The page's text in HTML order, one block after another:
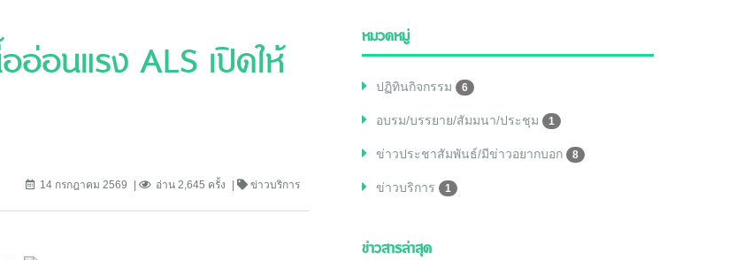
อนแรง ALS เปิดให้
14 กรกฎาคม 2569 อ่าน 2,645 ครั้ง ข่าวบริการ
หมวดหมู่
ปฏิทินกิจกรรม 6
อบรม/บรรยาย/สัมมนา/ประชุม 1
ข่าวประชาสัมพันธ์/มีข่าวอยากบอก 8
ข่าวบริการ 1
ข่าวสารล่าสุด